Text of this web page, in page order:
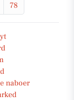
78
naboer